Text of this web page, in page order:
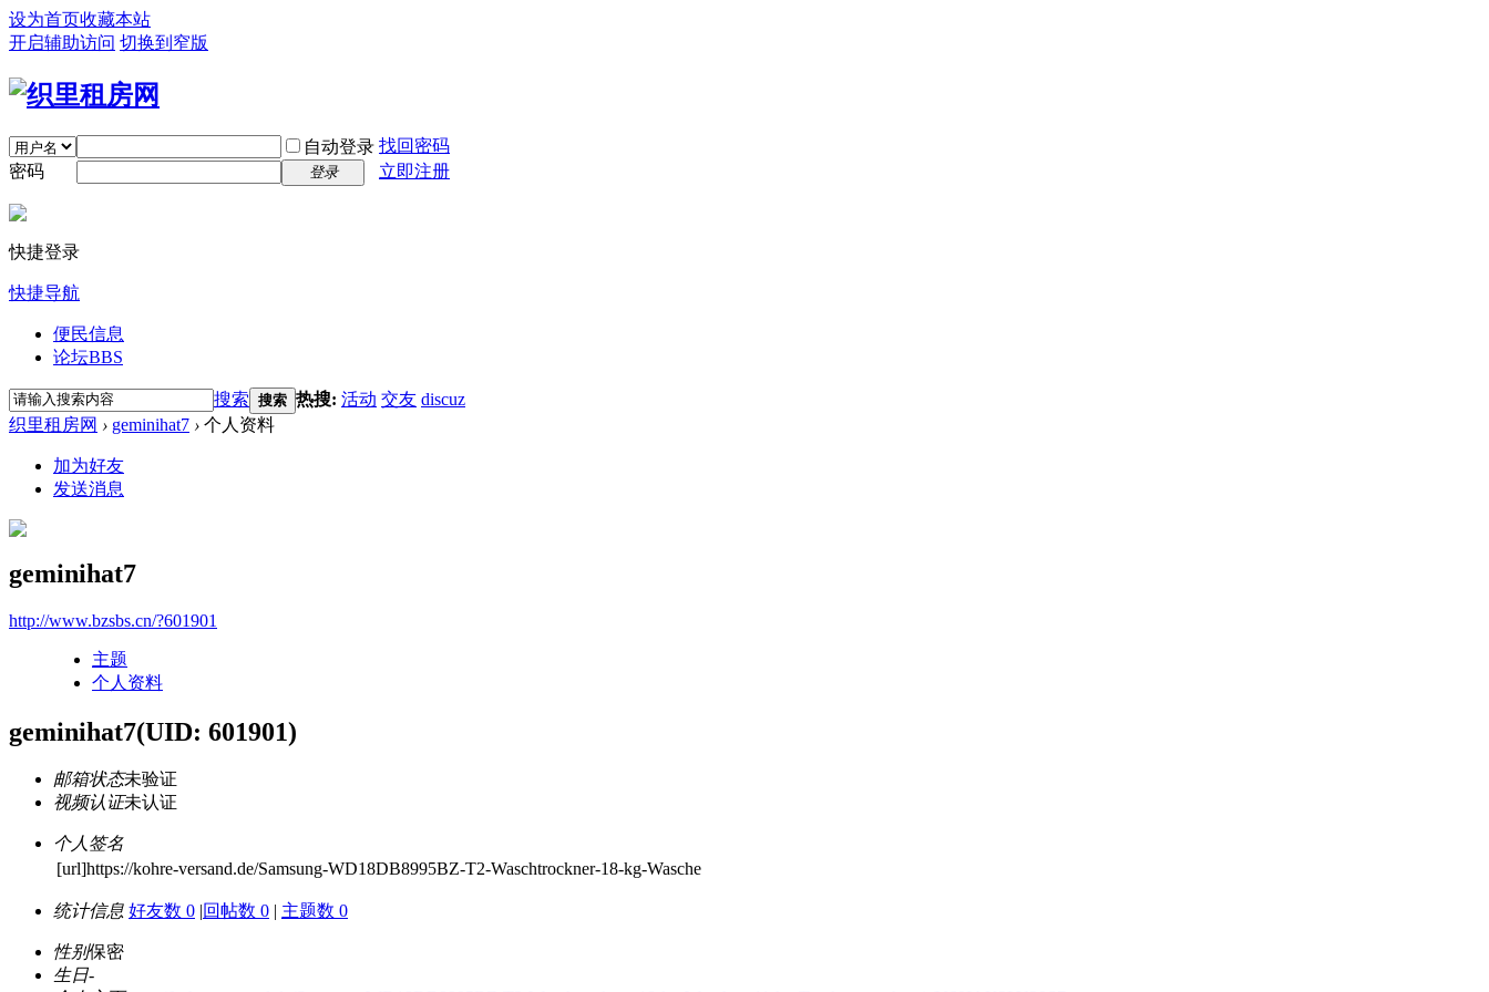
设为首页收藏本站
开启辅助访问 切换到窄版
自动登录 找回密码
密码
登录 立即注册
快捷登录
快捷导航
便民信息
论坛BBS
搜索 搜索 热搜: 活动 交友 discuz
织里租房网 › geminihat7 › 个人资料
加为好友
发送消息
geminihat7
http://www.bzsbs.cn/?601901
主题
个人资料
geminihat7(UID: 601901)
邮箱状态未验证
视频认证未认证
个人签名
[url]https://kohre-versand.de/Samsung-WD18DB8995BZ-T2-Waschtrockner-18-kg-Wasche
统计信息 好友数 0 |回帖数 0 | 主题数 0
性别保密
生日-